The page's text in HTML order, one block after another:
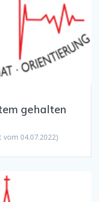
gehalten
vom 04.07.2022)